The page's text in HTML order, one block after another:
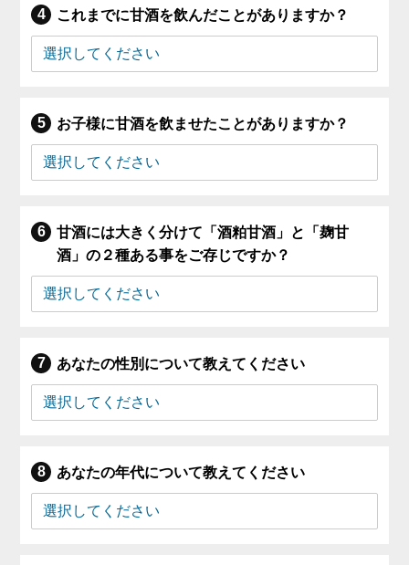
これまでに甘酒を飲んだことがありますか？
お子様に甘酒を飲ませたことがありますか？
甘酒には大きく分けて「酒粕甘酒」と「麹甘
酒」の２種ある事をご存じですか？
あなたの性別について教えてください
あなたの年代について教えてください